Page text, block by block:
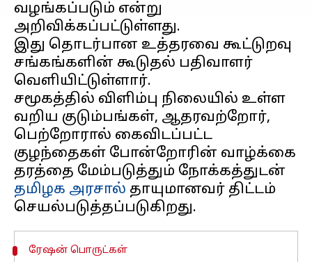
வழங்கப்படும் என்று
அறிவிக்கப்பட்டுள்ளது.
இது தொடர்பான உத்தரவை கூட்டுறவு
சங்கங்களின் கூடுதல் பதிவாளர்
வெளியிட்டுள்ளார்.
சமூகத்தில் விளிம்பு நிலையில் உள்ள
வறிய குடும்பங்கள், ஆதரவற்றோர்,
பெற்றோரால் கைவிடப்பட்ட
குழந்தைகள் போன்றோரின் வாழ்க்கை
தரத்தை மேம்படுத்தும் நோக்கத்துடன்
தமிழக அரசால் தாயுமானவர் திட்டம்
ரேஷன் பொருட்கள்